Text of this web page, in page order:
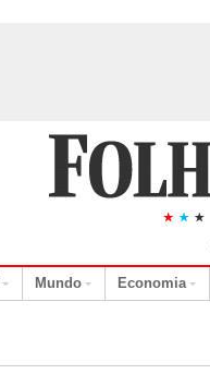
Mundo Economia